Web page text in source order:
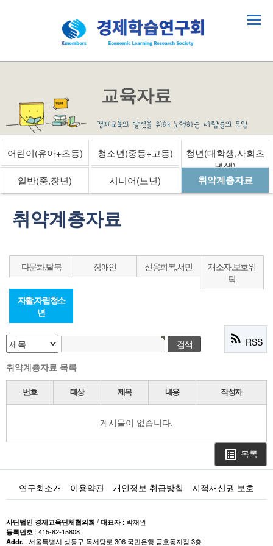
교육자료
어린이(유아+초등) 청소년(중등+고등)
청년(대학생,사회초
년생)
일반(중,장년)
시니어(노년) 취약계층자료
취약계층자료
다문화,탈북 장애인 신용회복,서민
재소자,보호위
탁
자활,자립청소
년
rss_feed RSS
취약계층자료 목록
번호 대상 제목 내용 작성자
게시물이 없습니다.
list_alt 목록
연구회소개 이용약관 개인정보 취급방침 지적재산권 보호
사단법인 경제교육단체협의회 /대표자: 박재완
등록번호 : 415-82-15808
Addr. : 서울특별시 성동구 독서당로 306 국민은행 금호동지점 3층